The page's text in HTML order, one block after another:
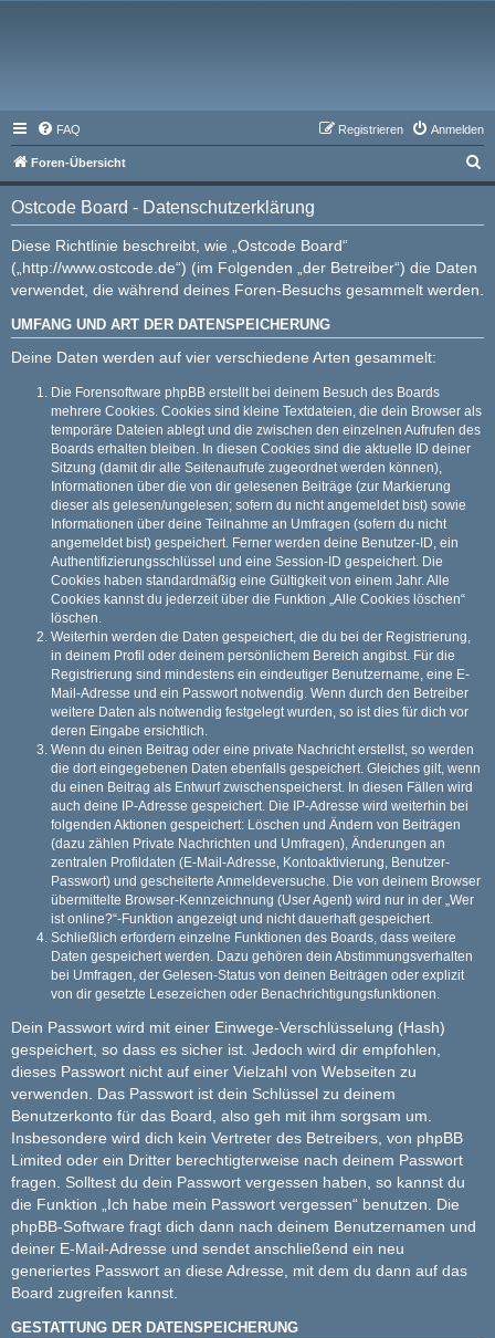
FAQ Anmelden
Registrieren
Foren-Übersicht
u
Ostcode Board - Datenschutzerklärung
Diese Richtlinie beschreibt, wie „Ostcode Board“
(„http://www.ostcode.de“) (im Folgenden „der Betreiber“) die Daten
verwendet, die während deines Foren-Besuchs gesammelt werden.
UMFANG UND ART DER DATENSPEICHERUNG
Deine Daten werden auf vier verschiedene Arten gesammelt:
Die Forensoftware phpBB erstellt bei deinem Besuch des Boards
mehrere Cookies. Cookies sind kleine Textdateien, die dein Browser als
temporäre Dateien ablegt und die zwischen den einzelnen Aufrufen des
Boards erhalten bleiben. In diesen Cookies sind die aktuelle ID deiner
Sitzung (damit dir alle Seitenaufrufe zugeordnet werden können),
Informationen über die von dir gelesenen Beiträge (zur Markierung
dieser als gelesen/ungelesen; sofern du nicht angemeldet bist) sowie
Informationen über deine Teilnahme an Umfragen (sofern du nicht
angemeldet bist) gespeichert. Ferner werden deine Benutzer-ID, ein
Authentifizierungsschlüssel und eine Session-ID gespeichert. Die
Cookies haben standardmäßig eine Gültigkeit von einem Jahr. Alle
Cookies kannst du jederzeit über die Funktion „Alle Cookies löschen“
löschen.
Weiterhin werden die Daten gespeichert, die du bei der Registrierung,
in deinem Profil oder deinem persönlichem Bereich angibst. Für die
Registrierung sind mindestens ein eindeutiger Benutzername, eine E-
Mail-Adresse und ein Passwort notwendig. Wenn durch den Betreiber
weitere Daten als notwendig festgelegt wurden, so ist dies für dich vor
deren Eingabe ersichtlich.
Wenn du einen Beitrag oder eine private Nachricht erstellst, so werden
die dort eingegebenen Daten ebenfalls gespeichert. Gleiches gilt, wenn
du einen Beitrag als Entwurf zwischenspeicherst. In diesen Fällen wird
auch deine IP-Adresse gespeichert. Die IP-Adresse wird weiterhin bei
folgenden Aktionen gespeichert: Löschen und Ändern von Beiträgen
(dazu zählen Private Nachrichten und Umfragen), Änderungen an
zentralen Profildaten (E-Mail-Adresse, Kontoaktivierung, Benutzer-
Passwort) und gescheiterte Anmeldeversuche. Die von deinem Browser
übermittelte Browser-Kennzeichnung (User Agent) wird nur in der „Wer
ist online?“-Funktion angezeigt und nicht dauerhaft gespeichert.
Schließlich erfordern einzelne Funktionen des Boards, dass weitere
Daten gespeichert werden. Dazu gehören dein Abstimmungsverhalten
bei Umfragen, der Gelesen-Status von deinen Beiträgen oder explizit
von dir gesetzte Lesezeichen oder Benachrichtigungsfunktionen.
Dein Passwort wird mit einer Einwege-Verschlüsselung (Hash)
gespeichert, so dass es sicher ist. Jedoch wird dir empfohlen,
dieses Passwort nicht auf einer Vielzahl von Webseiten zu
verwenden. Das Passwort ist dein Schlüssel zu deinem
Benutzerkonto für das Board, also geh mit ihm sorgsam um.
Insbesondere wird dich kein Vertreter des Betreibers, von phpBB
Limited oder ein Dritter berechtigterweise nach deinem Passwort
fragen. Solltest du dein Passwort vergessen haben, so kannst du
die Funktion „Ich habe mein Passwort vergessen“ benutzen. Die
phpBB-Software fragt dich dann nach deinem Benutzernamen und
deiner E-Mail-Adresse und sendet anschließend ein neu
generiertes Passwort an diese Adresse, mit dem du dann auf das
Board zugreifen kannst.
GESTATTUNG DER DATENSPEICHERUNG